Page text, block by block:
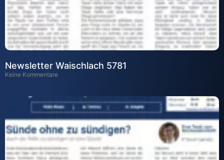
Newsletter Waischlach 5781
Keine Kommentare